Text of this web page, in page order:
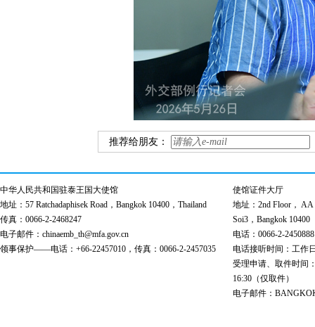
推荐给朋友：
中华人民共和国驻泰王国大使馆
地址：57 Ratchadaphisek Road，Bangkok 10400，Thailand
传真：0066-2-2468247
电子邮件：chinaemb_th@mfa.gov.cn
领事保护——电话：+66-22457010，传真：0066-2-2457035
使馆证件大厅
地址：2nd Floor， AA
Soi3，Bangkok 10400
电话：0066-2-
电话接听时间：工作
受理申请、取件时间
16:30（仅取件）
电子邮件：